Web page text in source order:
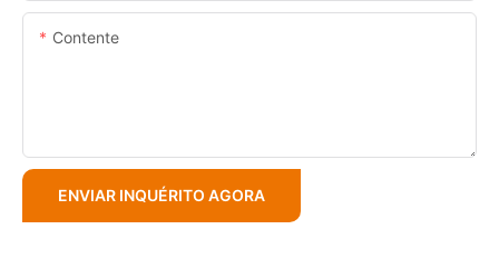
Contente
ENVIAR INQUÉRITO AGORA